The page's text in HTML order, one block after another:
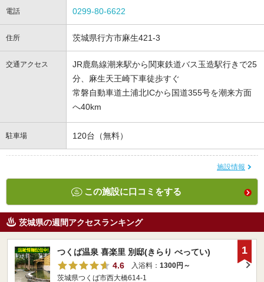
電話 0299-80-6622
住所 茨城県行方市麻生421-3
交通アクセス
JR鹿島線潮来駅から関東鉄道バス玉造駅行きで25
分、麻生天王崎下車徒歩すぐ
常磐自動車道土浦北ICから国道355号を潮来方面
へ40km
駐車場 120台（無料）
施設情報
この施設に口コミをする
茨城県の週間アクセスランキング
つくば温泉 喜楽里 別邸(きらり べってい)
4.6
入浴料： 1300円～
茨城県つくば市西大橋614-1
1